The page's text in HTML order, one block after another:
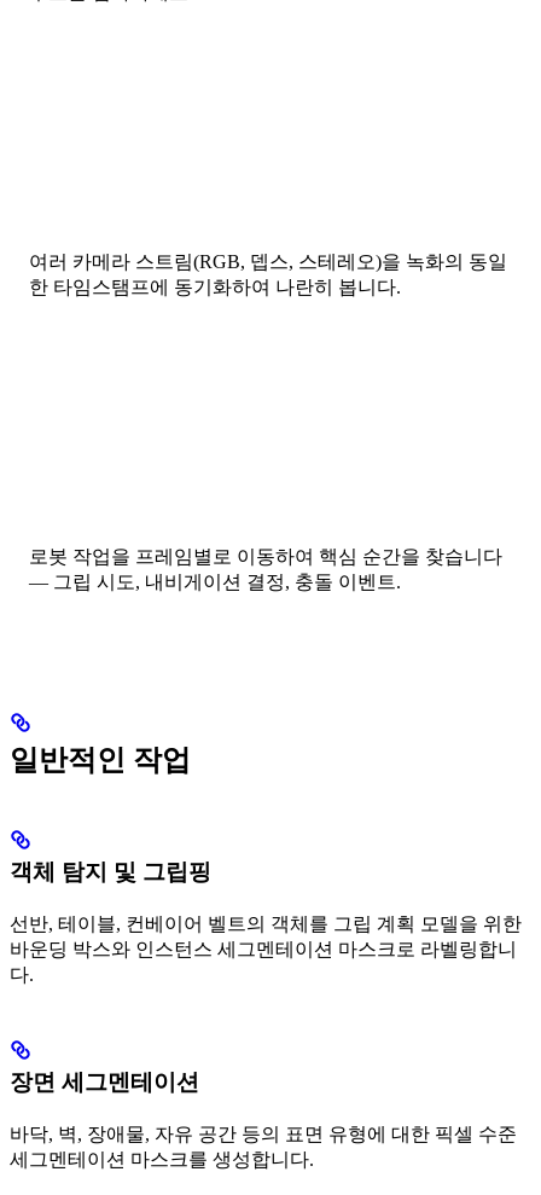
여러 카메라 스트림(RGB, 뎁스, 스테레오)을 녹화의 동일
한 타임스탬프에 동기화하여 나란히 봅니다.
로봇 작업을 프레임별로 이동하여 핵심 순간을 찾습니다
— 그립 시도, 내비게이션 결정, 충돌 이벤트.
일반적인 작업
객체 탐지 및 그립핑
선반, 테이블, 컨베이어 벨트의 객체를 그립 계획 모델을 위한
바운딩 박스와 인스턴스 세그멘테이션 마스크로 라벨링합니
다.
장면 세그멘테이션
바닥, 벽, 장애물, 자유 공간 등의 표면 유형에 대한 픽셀 수준
세그멘테이션 마스크를 생성합니다.